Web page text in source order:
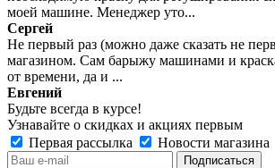
моей машине. Менеджер уто...
Сергей
Не первый раз (можно даже сказать не
магазином. Сам барыжу машинами и
от времени, да и ...
Евгений
Будьте всегда в курсе!
Узнавайте о скидках и акциях первым
Первая рассылка
Новости магазина